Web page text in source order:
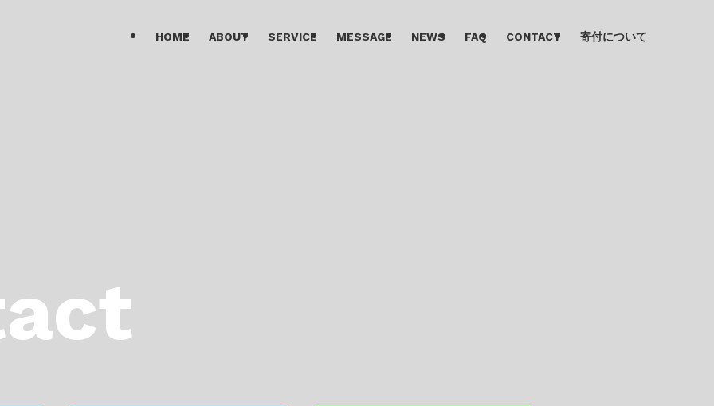
HOME ABOUT SERVICE MESSAGE NEWS FAQ CONTACT 寄付について